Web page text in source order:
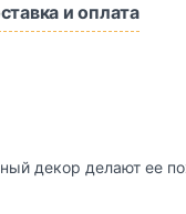
и оплата
декор делают ее